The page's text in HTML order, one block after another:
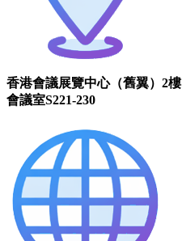
香港會議展覽中心（舊翼）2樓
會議室S221-230